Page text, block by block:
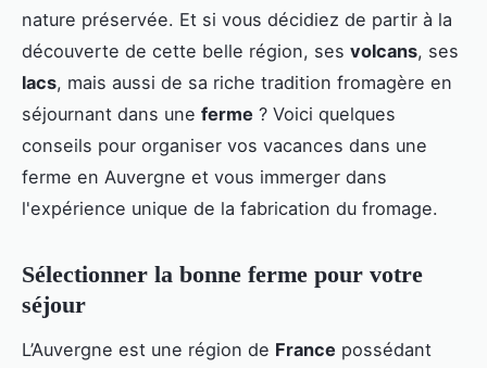
nature préservée. Et si vous décidiez de partir à la
découverte de cette belle région, ses volcans, ses
lacs, mais aussi de sa riche tradition fromagère en
séjournant dans une ferme ? Voici quelques
conseils pour organiser vos vacances dans une
ferme en Auvergne et vous immerger dans
l'expérience unique de la fabrication du fromage.
Sélectionner la bonne ferme pour votre
séjour
L’Auvergne est une région de France possédant